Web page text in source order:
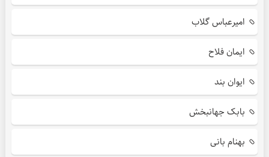
امیرعباس گلاب
ایمان فلاح
ایوان بند
بابک جهانبخش
بهنام بانی